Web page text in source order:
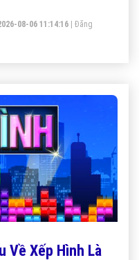
đầu tiên ở hàng chữ cái
08-06 11:14:16
Đăng
Về Xếp Hình Là